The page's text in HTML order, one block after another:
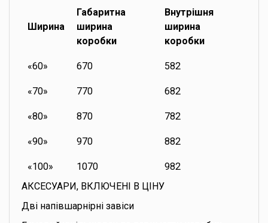
Ширина
Габаритна
ширина
коробки
Внутрішня
ширина
коробки
«60» 670 582
«70» 770 682
«80» 870 782
«90» 970 882
«100» 1070
982
АКСЕСУАРИ, ВКЛЮЧЕНІ В ЦІНУ
Дві напівшарнірні завіси